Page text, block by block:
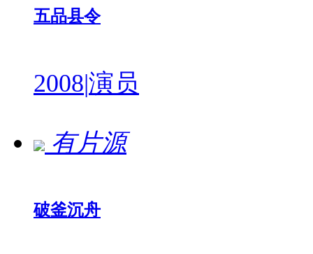
五品县令
2008|演员
有片源
破釜沉舟